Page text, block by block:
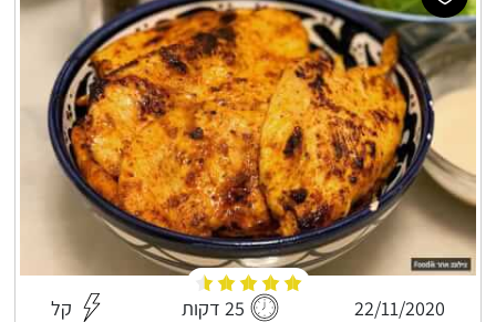
22/11/2020 25 דקות קל